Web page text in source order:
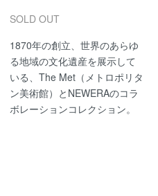
SOLD OUT
1870年の創立、世界のあらゆ
る地域の文化遺産を展示して
いる、The Met（メトロポリタ
ン美術館）とNEWERAのコラ
ボレーションコレクション。